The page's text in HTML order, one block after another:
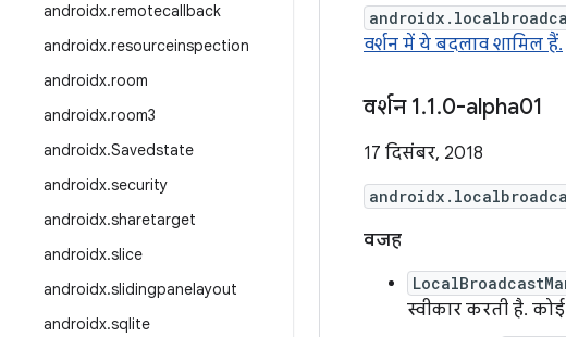
androidx.remotecallback
androidx.resourceinspection
androidx.room
androidx.room3
androidx.Savedstate
androidx.security
androidx.sharetarget
androidx.slice
androidx.slidingpanelayout
androidx.sqlite
वर्शन में ये बदलाव शामिल हैं.
वर्शन 1.1.0-alpha01
17 दिसंबर, 2018
वजह
स्वीकार करती है.